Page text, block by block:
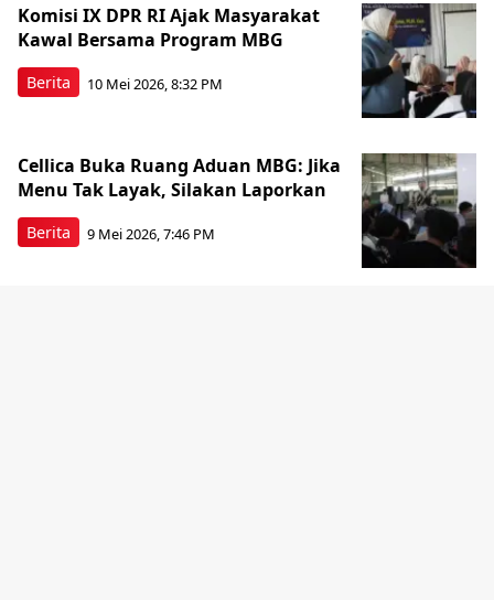
Berita
Komisi IX DPR RI Ajak Masyarakat
Kawal Bersama Program MBG
10 Mei 2026, 8:32 PM
Berita
Cellica Buka Ruang Aduan MBG: Jika
Menu Tak Layak, Silakan Laporkan
9 Mei 2026, 7:46 PM